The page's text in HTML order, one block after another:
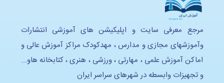
مرجع معرفی سایت و اپلیکیشن های آموزشی انتشارات
وآموزشهای مجازی و مدارس ، مهدکودک مراکز آموزش عالی و
اماکن آموزش علمی ، مهارتی ، ورزشی ، هنری ، کتابخانه هاو...
و تجهیزات وابسطه در شهرهای سراسر ایران